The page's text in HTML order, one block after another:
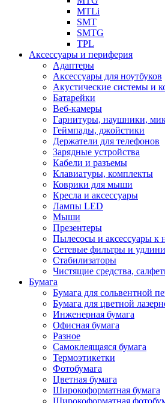
MTLi
SMT
SMTG
TPL
Аксессуары и периферия
Адаптеры
Аксессуары для ноутбуков
Акустические системы и
Батарейки
Веб-камеры
Гарнитуры, наушники,
Геймпады, джойстики
Держатели для телефонов
Зарядные устройства
Кабели и разъемы
Клавиатуры, комплекты
Коврики для мыши
Кресла и аксессуары
Лампы LED
Мыши
Презентеры
Пылесосы и аксессуары к
Сетевые фильтры и
Стабилизаторы
Чистящие средства,
Бумага
Бумага для сольвентной
Бумага для цветной
Инженерная бумага
Офисная бумага
Разное
Самоклеящаяся бумага
Термоэтикетки
Фотобумага
Цветная бумага
Широкоформатная бумага
Широкоформатная